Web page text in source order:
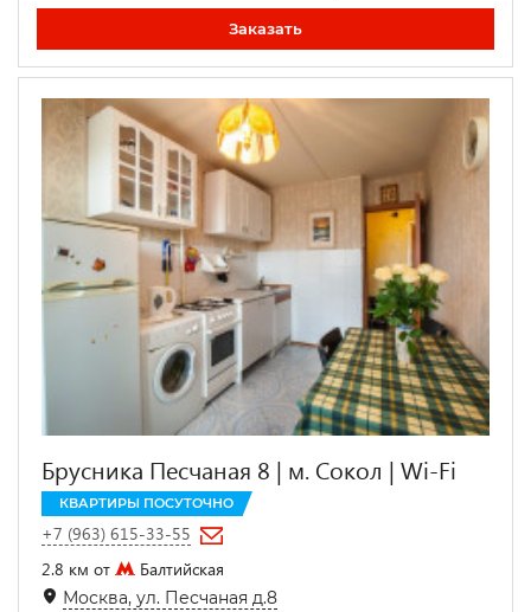
Заказать
Брусника Песчаная 8 | м. Сокол | Wi-Fi
КВАРТИРЫ ПОСУТОЧНО
+7 (963) 615-33-55
2.8 км от
Балтийская
Москва, ул. Песчаная д.8